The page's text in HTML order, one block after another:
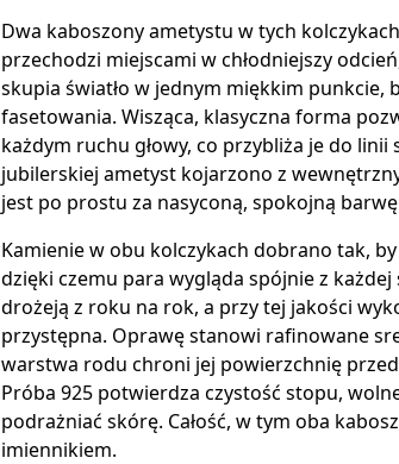
Dwa kaboszony ametystu w tych
przechodzi miejscami w chłodniejszy
skupia światło w jednym miękkim punkcie,
fasetowania. Wisząca, klasyczna forma
każdym ruchu głowy, co przybliża je do linii
jubilerskiej ametyst kojarzono z
jest po prostu za nasyconą, spokojną
Kamienie w obu kolczykach dobrano tak,
dzięki czemu para wygląda spójnie z
drożeją z roku na rok, a przy tej jakości
przystępna. Oprawę stanowi rafinowane
warstwa rodu chroni jej powierzchnię
Próba 925 potwierdza czystość stopu,
podrażniać skórę. Całość, w tym oba
imiennikiem.